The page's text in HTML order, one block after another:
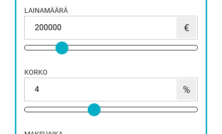
LAINAMÄÄRÄ
KORKO